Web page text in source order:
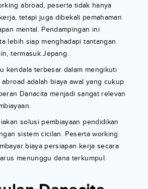
abroad, peserta tidak hanya
tetapi juga dibekali pemahaman
mental. Pendampingan ini
lebih siap menghadapi tantangan
termasuk Jepang.
kendala terbesar dalam mengikuti
adalah biaya awal yang cukup
Danacita menjadi sangat relevan
solusi pembiayaan pendidikan
sistem cicilan. Peserta working
biaya persiapan kerja secara
menunggu dana terkumpul